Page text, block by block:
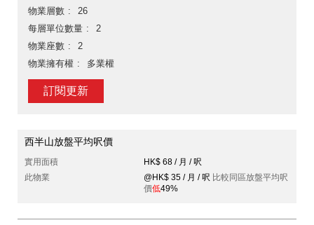
物業層數
26
每層單位數量
2
物業座數
2
物業擁有權
多業權
訂閱更新
西半山放盤平均呎價
實用面積
HK$ 68 / 月 / 呎
此物業
@HK$ 35 / 月 / 呎 比較同區放盤平均呎
價低49%